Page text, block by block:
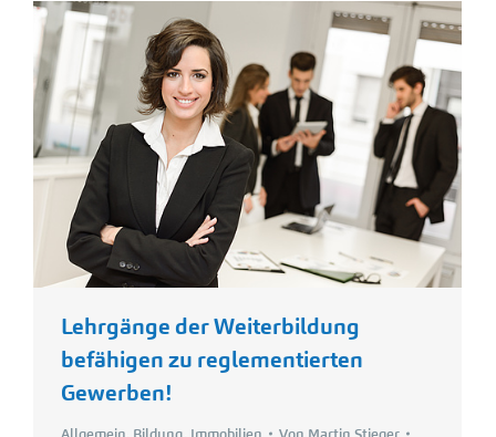
Lehrgänge der Weiterbildung
befähigen zu reglementierten
Gewerben!